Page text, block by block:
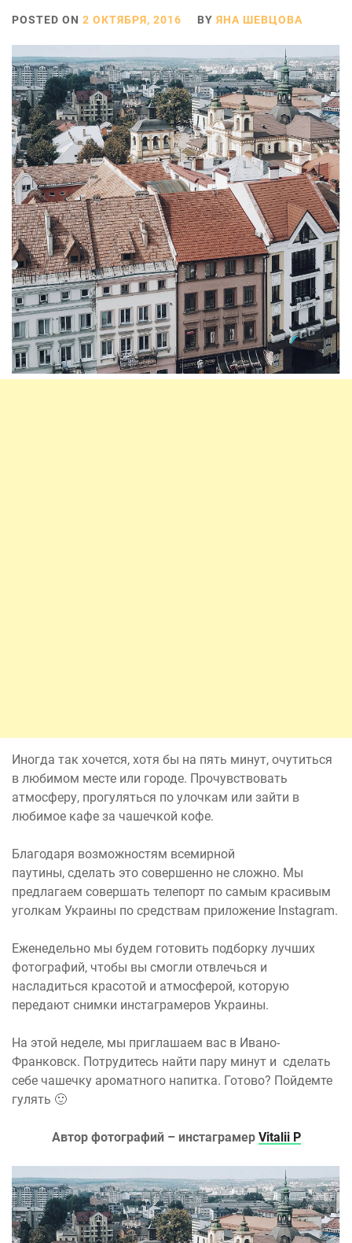
POSTED ON 2 ОКТЯБРЯ, 2016 BY ЯНА ШЕВЦОВА
Иногда так хочется, хотя бы на пять минут, очутиться
в любимом месте или городе. Прочувствовать
атмосферу, прогуляться по улочкам или зайти в
любимое кафе за чашечкой кофе.
Благодаря возможностям всемирной
паутины, сделать это совершенно не сложно. Мы
предлагаем совершать телепорт по самым красивым
уголкам Украины по средствам приложение Instagram.
Еженедельно мы будем готовить подборку лучших
фотографий, чтобы вы смогли отвлечься и
насладиться красотой и атмосферой, которую
передают снимки инстаграмеров Украины.
На этой неделе, мы приглашаем вас в Ивано-
Франковск. Потрудитесь найти пару минут и сделать
себе чашечку ароматного напитка. Готово? Пойдемте
гулять 🙂
Автор фотографий – инстаграмер Vitalii P